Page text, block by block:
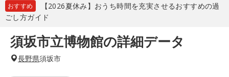
おすすめ
【2026夏休み】おうち時間を充実させるおすすめの過
ごし方ガイド
須坂市立博物館の詳細データ
長野県須坂市